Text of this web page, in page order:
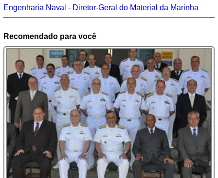
Engenharia Naval - Diretor-Geral do Material da Marinha
Recomendado para você